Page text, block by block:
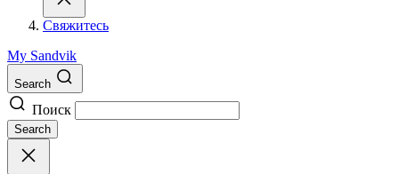
Свяжитесь
My Sandvik
Search
Поиск
Search